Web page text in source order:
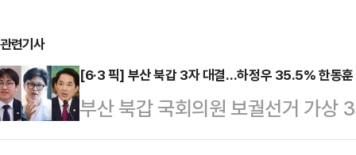
관련기사
[6·3 픽] 부산 북갑 3자 대결…하정우 35.5% 한동
부산 북갑 국회의원 보궐선거 가상
수석과 한동훈 전 국민의힘 대표가